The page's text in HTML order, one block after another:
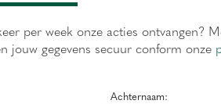
per week onze acties ontvangen?
jouw gegevens secuur conform onze
Achternaam: